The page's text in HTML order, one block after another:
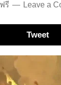
รี Leave a
Tweet